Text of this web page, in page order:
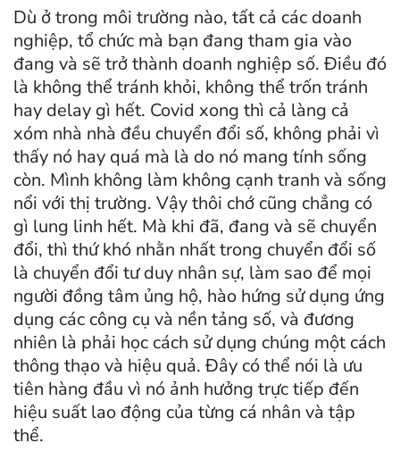
Dù ở trong môi trường nào, tất cả các doanh
nghiệp, tổ chức mà bạn đang tham gia vào
đang và sẽ trở thành doanh nghiệp số. Điều đó
là không thể tránh khỏi, không thể trốn tránh
hay delay gì hết. Covid xong thì cả làng cả
xóm nhà nhà đều chuyển đổi số, không phải vì
thấy nó hay quá mà là do nó mang tính sống
còn. Mình không làm không cạnh tranh và sống
nổi với thị trường. Vậy thôi chớ cũng chẳng có
gì lung linh hết. Mà khi đã, đang và sẽ chuyển
đổi, thì thứ khó nhằn nhất trong chuyển đổi số
là chuyển đổi tư duy nhân sự, làm sao để mọi
người đồng tâm ủng hộ, hào hứng sử dụng ứng
dụng các công cụ và nền tảng số, và đương
nhiên là phải học cách sử dụng chúng một cách
thông thạo và hiệu quả. Đây có thể nói là ưu
tiên hàng đầu vì nó ảnh hưởng trực tiếp đến
hiệu suất lao động của từng cá nhân và tập
thể.